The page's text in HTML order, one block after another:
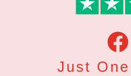
Just